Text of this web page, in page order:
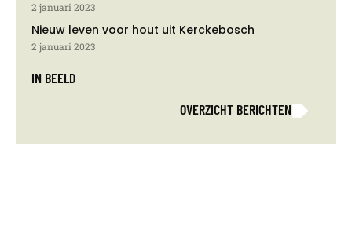
2 januari 2023
Nieuw leven voor hout uit Kerckebosch
2 januari 2023
IN BEELD
OVERZICHT BERICHTEN